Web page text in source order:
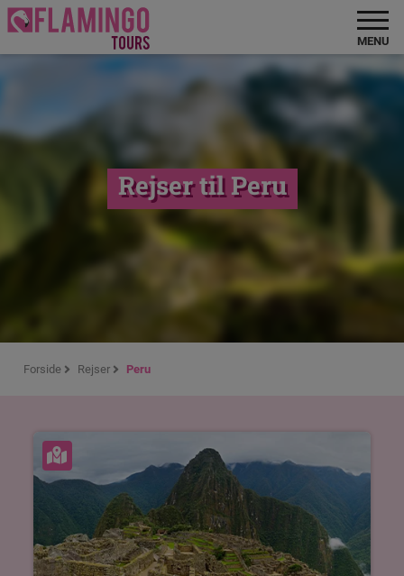
MENU
Rejser til Peru
Forside Rejser Peru